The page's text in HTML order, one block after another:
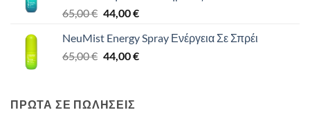
65,00€ Original
was:
65,00 €.
44,00€Η
τιμή
είναι:
NeuMist Energy Spray Ενέργεια Σε Σπρέι
65,00€ Original
65,00 €.
44,00€Η
ΠΡΩΤΑ ΣΕ ΠΩΛΗΣΕΙΣ